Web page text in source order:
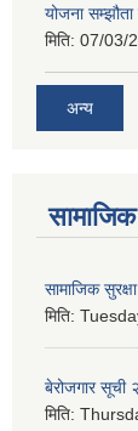
योजना
मिति: 07/03/
अन्य
सामाजिक
मिति:
बेरोजगार
मिति: